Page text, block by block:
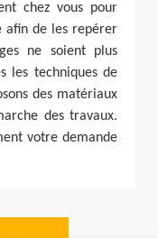
chez vous pour
afin de les repérer
ne soient plus
les techniques de
des matériaux
des travaux.
votre demande